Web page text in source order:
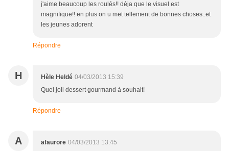
j'aime beaucoup les roulés!! déja que le visuel est
magnifique!! en plus on u met tellement de bonnes choses..et
les jeunes adorent
Répondre
H Hèle Heldé 04/03/2013 15:39
Quel joli dessert gourmand à souhait!
Répondre
A afaurore 04/03/2013 13:45